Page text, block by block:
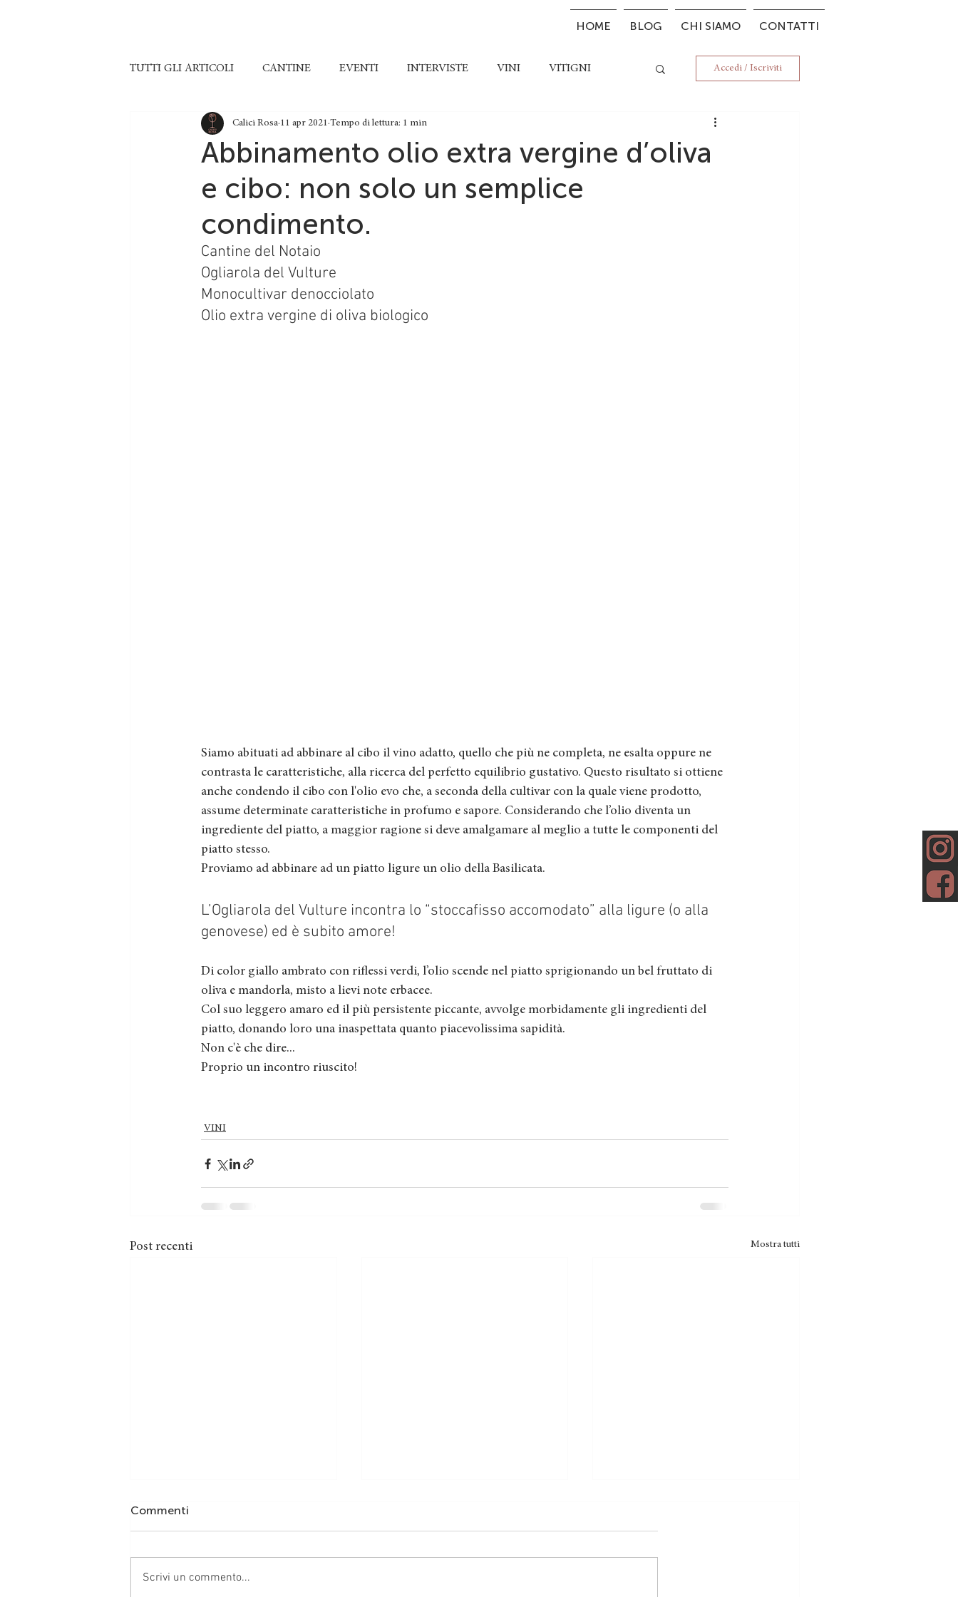
HOME BLOG CHI SIAMO CONTATTI
TUTTI GLI ARTICOLI CANTINE EVENTI INTERVISTE VINI VITIGNI Accedi / Iscriviti
Abbinamento olio extra vergine d’oliva
e cibo: non solo un semplice
condimento.
Calici Rosa 11 apr 2021 Tempo di lettura: 1 min
Cantine del Notaio
Ogliarola del Vulture
Monocultivar denocciolato
Olio extra vergine di oliva biologico
Siamo abituati ad abbinare al cibo il vino adatto, quello che più ne completa, ne esalta oppure ne
contrasta le caratteristiche, alla ricerca del perfetto equilibrio gustativo. Questo risultato si ottiene
anche condendo il cibo con l'olio evo che, a seconda della cultivar con la quale viene prodotto,
assume determinate caratteristiche in profumo e sapore. Considerando che l’olio diventa un
ingrediente del piatto, a maggior ragione si deve amalgamare al meglio a tutte le componenti del
piatto stesso.
Proviamo ad abbinare ad un piatto ligure un olio della Basilicata.
L’Ogliarola del Vulture incontra lo “stoccafisso accomodato” alla ligure (o alla
genovese) ed è subito amore!
Di color giallo ambrato con riflessi verdi, l’olio scende nel piatto sprigionando un bel fruttato di
oliva e mandorla, misto a lievi note erbacee.
Col suo leggero amaro ed il più persistente piccante, avvolge morbidamente gli ingredienti del
piatto, donando loro una inaspettata quanto piacevolissima sapidità.
Non c'è che dire...
Proprio un incontro riuscito!
VINI
Post recenti Mostra tutti
Commenti
Scrivi un commento...